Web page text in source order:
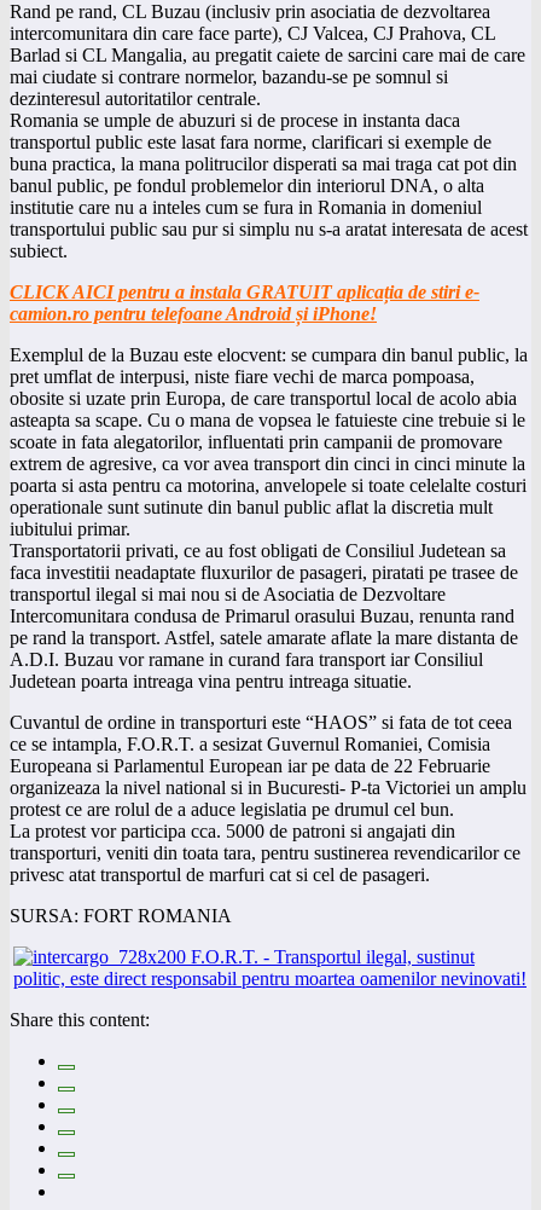
Rand pe rand, CL Buzau (inclusiv prin asociatia de dezvoltarea
intercomunitara din care face parte), CJ Valcea, CJ Prahova, CL
Barlad si CL Mangalia, au pregatit caiete de sarcini care mai de care
mai ciudate si contrare normelor, bazandu-se pe somnul si
dezinteresul autoritatilor centrale.
Romania se umple de abuzuri si de procese in instanta daca
transportul public este lasat fara norme, clarificari si exemple de
buna practica, la mana politrucilor disperati sa mai traga cat pot din
banul public, pe fondul problemelor din interiorul DNA, o alta
institutie care nu a inteles cum se fura in Romania in domeniul
transportului public sau pur si simplu nu s-a aratat interesata de acest
subiect.
CLICK AICI pentru a instala GRATUIT aplicația de stiri e-
camion.ro pentru telefoane Android și iPhone!
Exemplul de la Buzau este elocvent: se cumpara din banul public, la
pret umflat de interpusi, niste fiare vechi de marca pompoasa,
obosite si uzate prin Europa, de care transportul local de acolo abia
asteapta sa scape. Cu o mana de vopsea le fatuieste cine trebuie si le
scoate in fata alegatorilor, influentati prin campanii de promovare
extrem de agresive, ca vor avea transport din cinci in cinci minute la
poarta si asta pentru ca motorina, anvelopele si toate celelalte costuri
operationale sunt sutinute din banul public aflat la discretia mult
iubitului primar.
Transportatorii privati, ce au fost obligati de Consiliul Judetean sa
faca investitii neadaptate fluxurilor de pasageri, piratati pe trasee de
transportul ilegal si mai nou si de Asociatia de Dezvoltare
Intercomunitara condusa de Primarul orasului Buzau, renunta rand
pe rand la transport. Astfel, satele amarate aflate la mare distanta de
A.D.I. Buzau vor ramane in curand fara transport iar Consiliul
Judetean poarta intreaga vina pentru intreaga situatie.
Cuvantul de ordine in transporturi este “HAOS” si fata de tot ceea
ce se intampla, F.O.R.T. a sesizat Guvernul Romaniei, Comisia
Europeana si Parlamentul European iar pe data de 22 Februarie
organizeaza la nivel national si in Bucuresti- P-ta Victoriei un amplu
protest ce are rolul de a aduce legislatia pe drumul cel bun.
La protest vor participa cca. 5000 de patroni si angajati din
transporturi, veniti din toata tara, pentru sustinerea revendicarilor ce
privesc atat transportul de marfuri cat si cel de pasageri.
SURSA: FORT ROMANIA
Share this content: